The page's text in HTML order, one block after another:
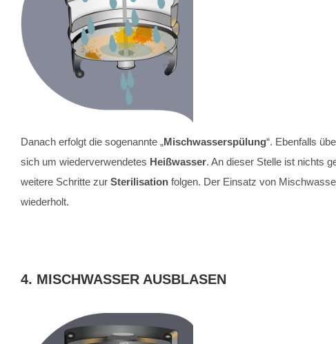
Danach erfolgt die sogenannte „Mischwasserspülung“. Ebenfalls
sich um wiederverwendetes Heißwasser. An dieser Stelle ist nichts
weitere Schritte zur Sterilisation folgen. Der Einsatz von
wiederholt.
4. MISCHWASSER AUSBLASEN